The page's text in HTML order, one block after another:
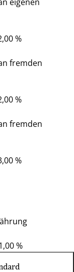
%
fremden
%
fremden
%
%